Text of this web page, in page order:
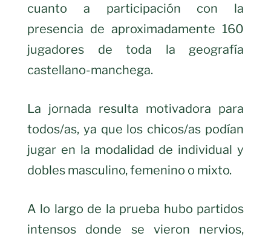
cuanto a participación con la
presencia de aproximadamente 160
jugadores de toda la geografía
castellano-manchega.
La jornada resulta motivadora para
todos/as, ya que los chicos/as podían
jugar en la modalidad de individual y
dobles masculino, femenino o mixto.
A lo largo de la prueba hubo partidos
intensos donde se vieron nervios,